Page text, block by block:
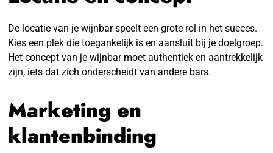
De locatie van je wijnbar speelt een grote rol in het succes.
Kies een plek die toegankelijk is en aansluit bij je doelgroep.
Het concept van je wijnbar moet authentiek en aantrekkelijk
zijn, iets dat zich onderscheidt van andere bars.
Marketing en
klantenbinding